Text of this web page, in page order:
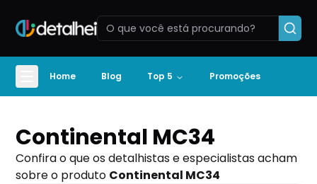
Home Blog Top 5 Promoções
Continental MC34
Confira o que os detalhistas e especialistas acham
sobre o produto Continental MC34